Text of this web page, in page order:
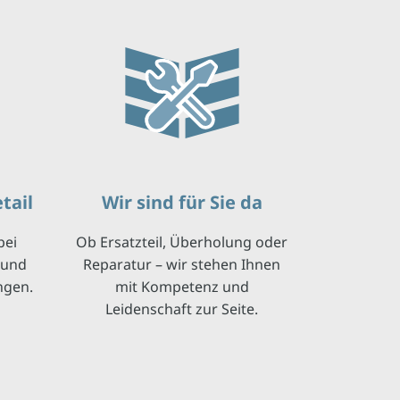
Wir sind für Sie da
Ob Ersatzteil, Überholung oder
Reparatur – wir stehen Ihnen
mit Kompetenz und
Leidenschaft zur Seite.